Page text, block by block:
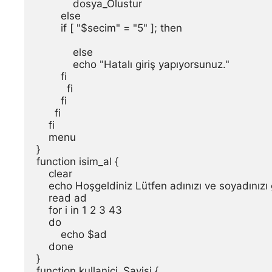
dosya_Olustur
else
if [ "$secim" = "5" ]; then
else
echo "Hatalı giriş yapıyorsunuz."
fi
fi
fi
fi
fi
menu
}
function isim_al {
clear
echo Hoşgeldiniz Lütfen adınızı ve soyadınızı
read ad
for i in 1 2 3 43
do
echo $ad
done
}